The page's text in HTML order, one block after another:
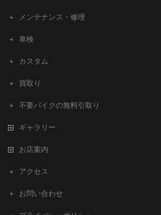
メンテナンス・修理
車検
カスタム
買取り
不要バイクの無料引取り
ギャラリー
お店案内
アクセス
お問い合わせ